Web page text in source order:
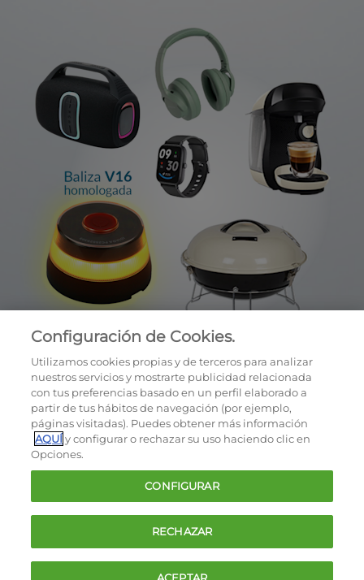
Cookies
Política de privacidad
Términos y condiciones de la oferta
Contacto
FAQ
Configuración de Cookies.
Utilizamos cookies propias y de terceros para analizar
nuestros servicios y mostrarte publicidad relacionada
con tus preferencias basado en un perfil elaborado a
partir de tus hábitos de navegación (por ejemplo,
páginas visitadas). Puedes obtener más información
AQUÍy configurar o rechazar su uso haciendo clic en
Opciones.
CONFIGURAR
RECHAZAR